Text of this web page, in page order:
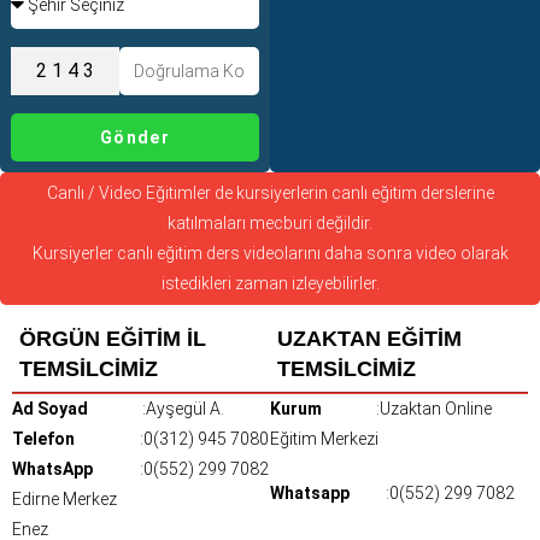
Gönder
Canlı / Video Eğitimler de kursiyerlerin canlı eğitim derslerine
katılmaları mecburi değildir.
Kursiyerler canlı eğitim ders videolarını daha sonra video olarak
istedikleri zaman izleyebilirler.
ÖRGÜN EĞİTİM İL
TEMSİLCİMİZ
Ad Soyad
:Ayşegül A.
Telefon :0(312) 945 7080
WhatsApp
:0(552) 299 7082
Edirne Merkez
Enez
UZAKTAN EĞİTİM
TEMSİLCİMİZ
Kurum
:Uzaktan Online
Eğitim Merkezi
Whatsapp :0(552) 299 7082